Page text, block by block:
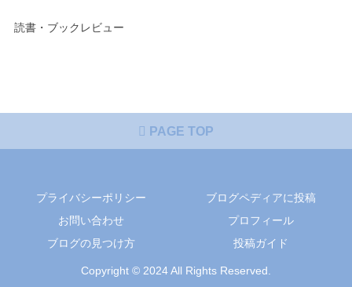
読書・ブックレビュー
PAGE TOP
プライバシーポリシー
ブログペディアに投稿
お問い合わせ
プロフィール
ブログの見つけ方
投稿ガイド
Copyright © 2024 All Rights Reserved.